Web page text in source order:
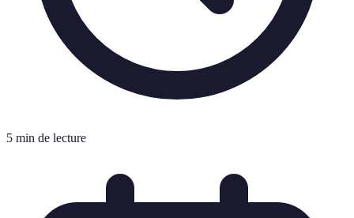
5 min de lecture